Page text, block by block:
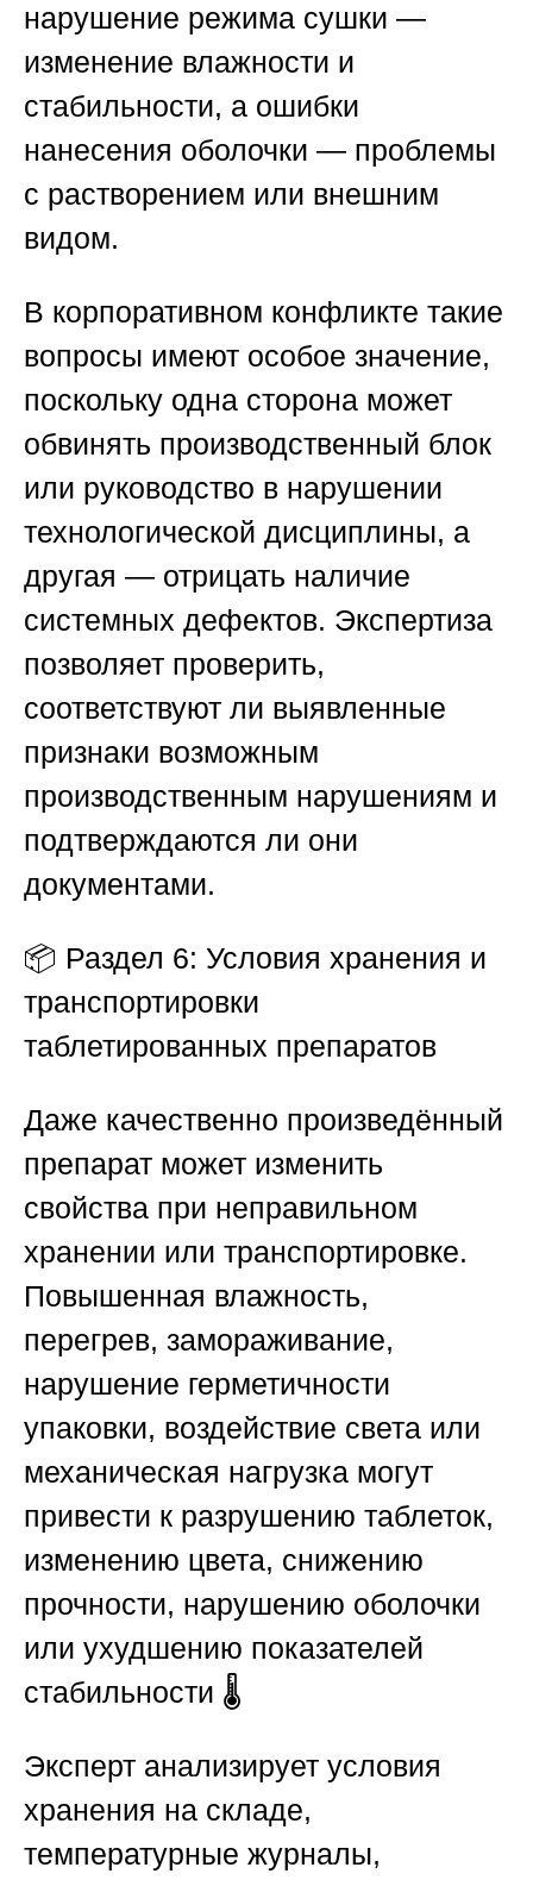
нарушение режима сушки —
изменение влажности и
стабильности, а ошибки
нанесения оболочки — проблемы
с растворением или внешним
видом.
В корпоративном конфликте такие
вопросы имеют особое значение,
поскольку одна сторона может
обвинять производственный блок
или руководство в нарушении
технологической дисциплины, а
другая — отрицать наличие
системных дефектов. Экспертиза
позволяет проверить,
соответствуют ли выявленные
признаки возможным
производственным нарушениям и
подтверждаются ли они
документами.
📦 Раздел 6: Условия хранения и
транспортировки
таблетированных препаратов
Даже качественно произведённый
препарат может изменить
свойства при неправильном
хранении или транспортировке.
Повышенная влажность,
перегрев, замораживание,
нарушение герметичности
упаковки, воздействие света или
механическая нагрузка могут
привести к разрушению таблеток,
изменению цвета, снижению
прочности, нарушению оболочки
или ухудшению показателей
стабильности 🌡️
Эксперт анализирует условия
хранения на складе,
температурные журналы,